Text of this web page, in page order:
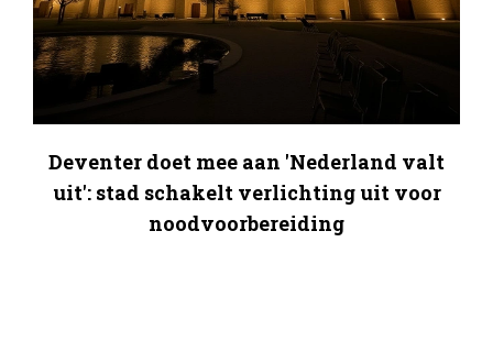
Deventer doet mee aan 'Nederland valt
uit': stad schakelt verlichting uit voor
noodvoorbereiding